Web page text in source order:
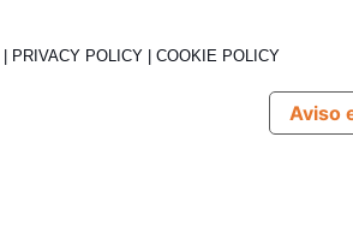
PRIVACY POLICY COOKIE POLICY
Aviso